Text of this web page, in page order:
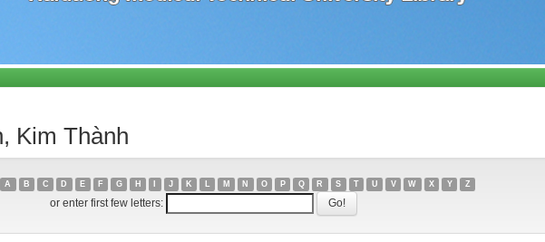
Kim Thành
A B C D E F G H J K L M N O P Q R S T U V W X Y Z
or enter first few letters: